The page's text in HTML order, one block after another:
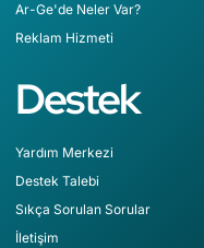
Ar-Ge'de Neler Var?
Reklam Hizmeti
Destek
Yardım Merkezi
Destek Talebi
Sıkça Sorulan Sorular
İletişim